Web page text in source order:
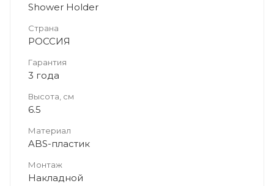
Shower Holder
Страна
РОССИЯ
Гарантия
3 года
Высота, см
6.5
Материал
ABS-пластик
Монтаж
Накладной